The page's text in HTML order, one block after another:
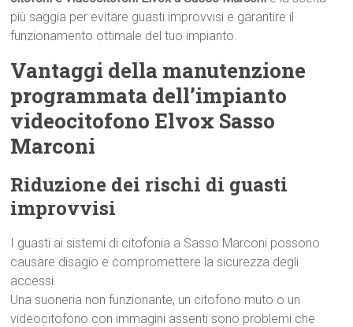
più saggia per evitare guasti improvvisi e garantire il
funzionamento ottimale del tuo impianto.
Vantaggi della manutenzione
programmata dell’impianto
videocitofono Elvox Sasso
Marconi
Riduzione dei rischi di guasti
improvvisi
I guasti ai sistemi di citofonia a Sasso Marconi possono
causare disagio e compromettere la sicurezza degli
accessi.
Una suoneria non funzionante, un citofono muto o un
videocitofono con immagini assenti sono problemi che